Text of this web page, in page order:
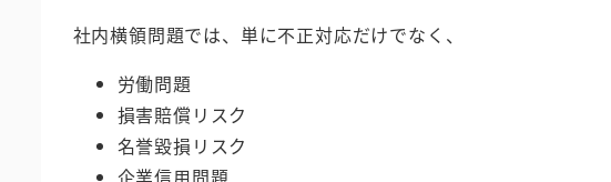
社内横領問題では、単に不正対応だけでなく、
労働問題
損害賠償リスク
名誉毀損リスク
企業信用問題